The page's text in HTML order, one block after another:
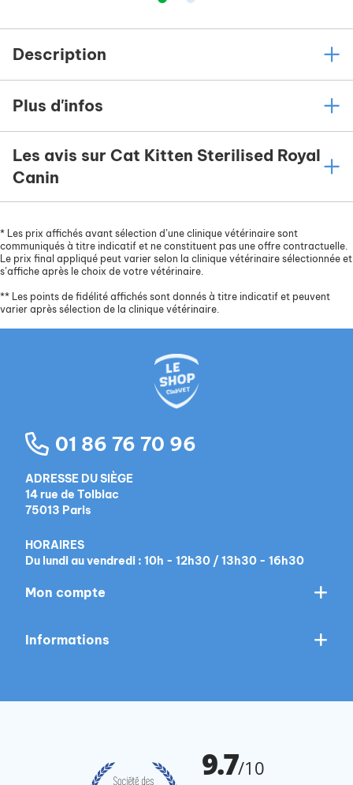
Description
Plus d'infos
Les avis sur Cat Kitten Sterilised Royal
Canin
* Les prix affichés avant sélection d’une clinique vétérinaire sont
communiqués à titre indicatif et ne constituent pas une offre contractuelle.
Le prix final appliqué peut varier selon la clinique vétérinaire sélectionnée et
s’affiche après le choix de votre vétérinaire.
** Les points de fidélité affichés sont donnés à titre indicatif et peuvent
varier après sélection de la clinique vétérinaire.
01 86 76 70 96
ADRESSE DU SIÈGE
14 rue de Tolbiac
75013 Paris
HORAIRES
Du lundi au vendredi : 10h - 12h30 / 13h30 - 16h30
Mon compte
Informations